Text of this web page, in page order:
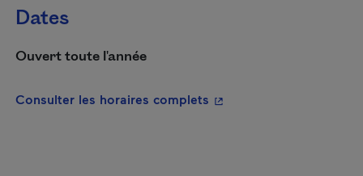
Dates
Ouvert toute l'année
Consulter les horaires complets - Cet hyperlien